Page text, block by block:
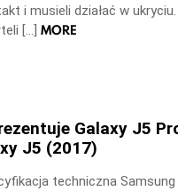
i musieli działać w
[…] MORE
Galaxy J5
J5 (2017)
techniczna Samsung